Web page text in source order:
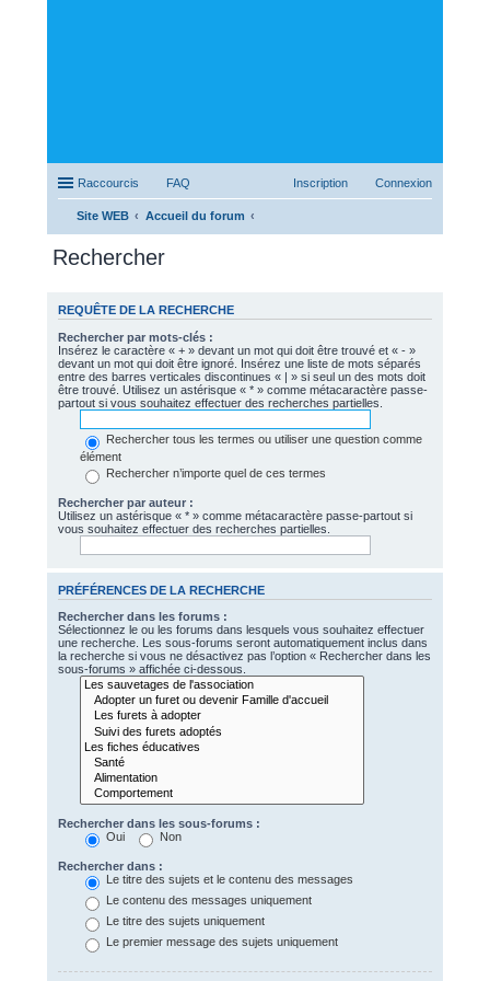
Raccourcis FAQ Connexion
Inscription
Site WEB Accueil du forum
Rechercher
REQUÊTE DE LA RECHERCHE
Rechercher par mots-clés :
Insérez le caractère « + » devant un mot qui doit être trouvé et « - »
devant un mot qui doit être ignoré. Insérez une liste de mots séparés
entre des barres verticales discontinues « | » si seul un des mots doit
être trouvé. Utilisez un astérisque « * » comme métacaractère passe-
partout si vous souhaitez effectuer des recherches partielles.
Rechercher tous les termes ou utiliser une question comme
élément
Rechercher n’importe quel de ces termes
Rechercher par auteur :
Utilisez un astérisque « * » comme métacaractère passe-partout si
vous souhaitez effectuer des recherches partielles.
PRÉFÉRENCES DE LA RECHERCHE
Rechercher dans les forums :
Sélectionnez le ou les forums dans lesquels vous souhaitez effectuer
une recherche. Les sous-forums seront automatiquement inclus dans
la recherche si vous ne désactivez pas l’option « Rechercher dans les
sous-forums » affichée ci-dessous.
Rechercher dans les sous-forums :
Oui
Non
Rechercher dans :
Le titre des sujets et le contenu des messages
Le contenu des messages uniquement
Le titre des sujets uniquement
Le premier message des sujets uniquement